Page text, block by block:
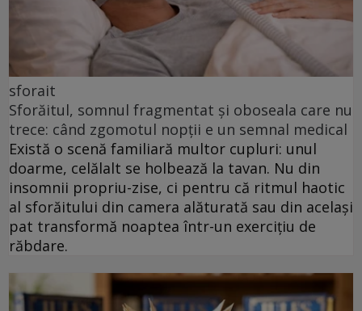
sforait
Sforăitul, somnul fragmentat și oboseala care nu
trece: când zgomotul nopții e un semnal medical
Există o scenă familiară multor cupluri: unul
doarme, celălalt se holbează la tavan. Nu din
insomnii propriu-zise, ci pentru că ritmul haotic
al sforăitului din camera alăturată sau din același
pat transformă noaptea într-un exercițiu de
răbdare.